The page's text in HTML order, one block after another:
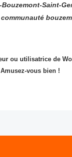
Bouzemont-Saint-
ou utilisatrice de
vous bien !